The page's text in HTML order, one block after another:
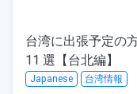
台湾に出張予定の
11 選【台北編】
Japanese 台湾情報